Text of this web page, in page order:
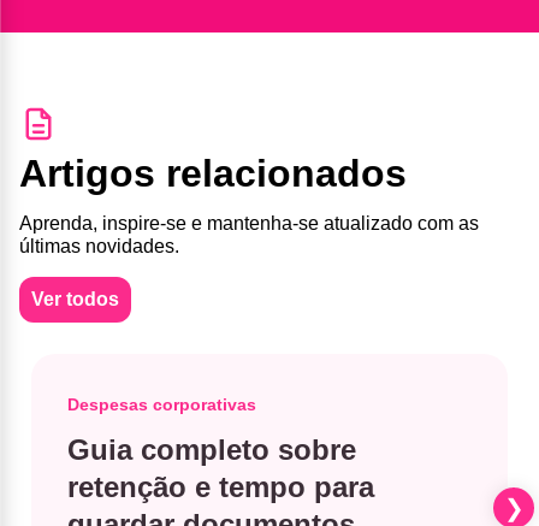
Artigos relacionados
Aprenda, inspire-se e mantenha-se atualizado com as
últimas novidades.
Ver todos
Despesas corporativas
Guia completo sobre
retenção e tempo para